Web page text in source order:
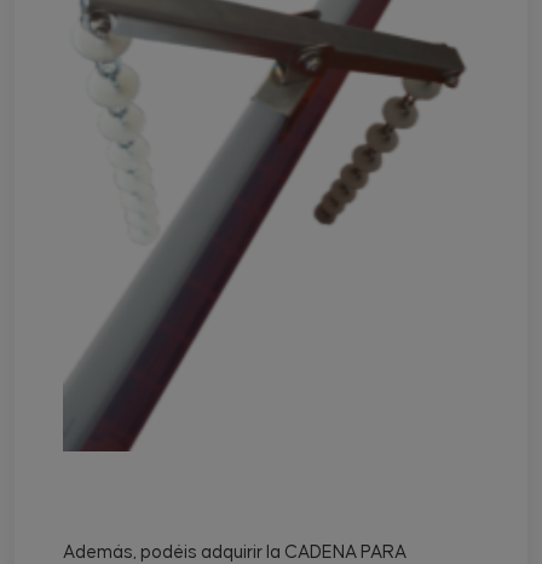
Además, podéis adquirir la CADENA PARA